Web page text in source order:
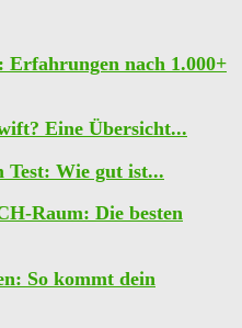
nach 1.000+
Eine Übersicht...
Wie gut ist...
Raum: Die besten
So kommt dein